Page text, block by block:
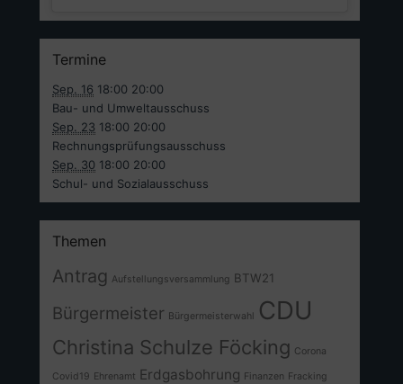
Termine
Sep. 16 18:00 20:00
Bau- und Umweltausschuss
Sep. 23 18:00 20:00
Rechnungsprüfungsausschuss
Sep. 30 18:00 20:00
Schul- und Sozialausschuss
Themen
Antrag Aufstellungsversammlung BTW21
Bürgermeister Bürgermeisterwahl CDU
Christina Schulze Föcking Corona
Covid19 Ehrenamt Erdgasbohrung Finanzen Fracking